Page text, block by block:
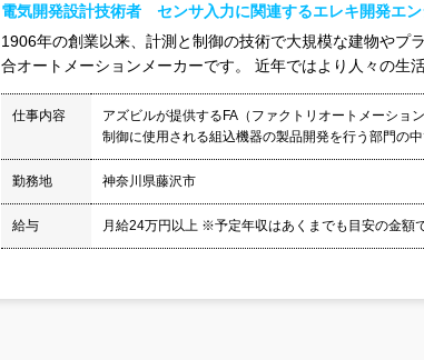
電気開発設計技術者 センサ入力に関連するエレキ開発エン
1906年の創業以来、計測と制御の技術で大規模な建物やプ
合オートメーションメーカーです。 近年ではより人々の生
仕事内容
アズビルが提供するFA（ファクトリオートメーショ
制御に使用される組込機器の製品開発を行う部門の
勤務地 神奈川県藤沢市
給与 月給24万円以上 ※予定年収はあくまでも目安の金額